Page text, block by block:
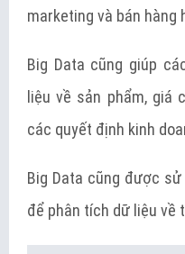
marketing và bán hàng
Big Data cũng giúp
liệu về sản phẩm, giá
các quyết định kinh
Big Data cũng được
để phân tích dữ liệu về